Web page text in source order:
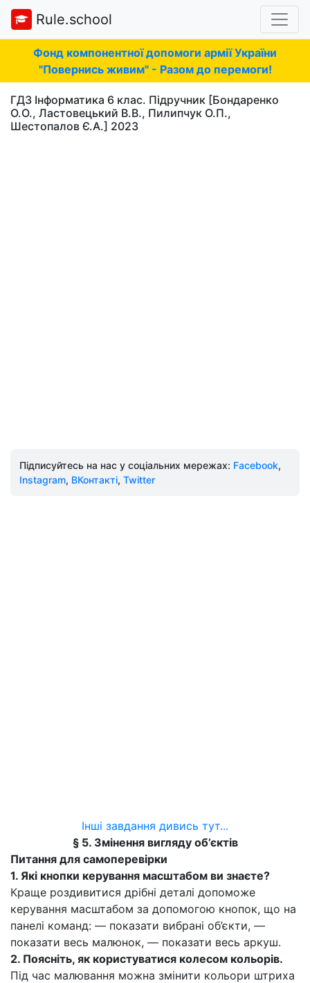
Rule.school
Фонд компонентної допомоги армії України
"Повернись живим" - Разом до перемоги!
ГДЗ Інформатика 6 клас. Підручник [Бондаренко
О.О., Ластовецький В.В., Пилипчук О.П.,
Шестопалов Є.А.] 2023
Підписуйтесь на нас у соціальних мережах: Facebook,
Instagram, ВКонтакті, Twitter
Інші завдання дивись тут...
§ 5. Змінення вигляду об’єктів
Питання для самоперевірки
1. Які кнопки керування масштабом ви знаєте?
Краще роздивитися дрібні деталі допоможе
керування масштабом за допомогою кнопок, що на
панелі команд: — показати вибрані об’єкти, —
показати весь малюнок, — показати весь аркуш.
2. Поясніть, як користуватися колесом кольорів.
Під час малювання можна змінити кольори штриха